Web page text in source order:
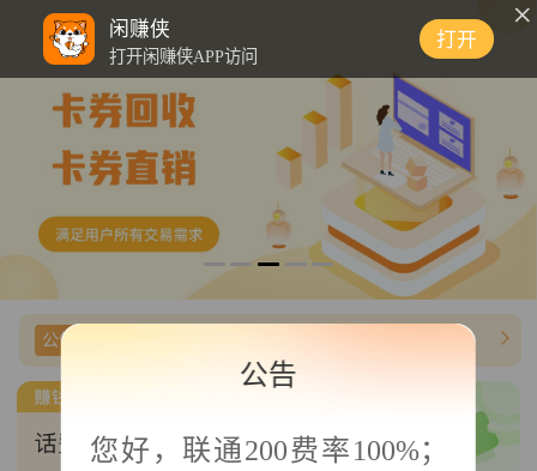
闲赚侠
打开闲赚侠APP访问
打开
公告信息
三网话费/商超直充
公告
您好， 联通200费率100%；